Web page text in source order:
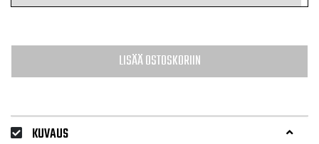
LISÄÄ OSTOSKORIIN
KUVAUS